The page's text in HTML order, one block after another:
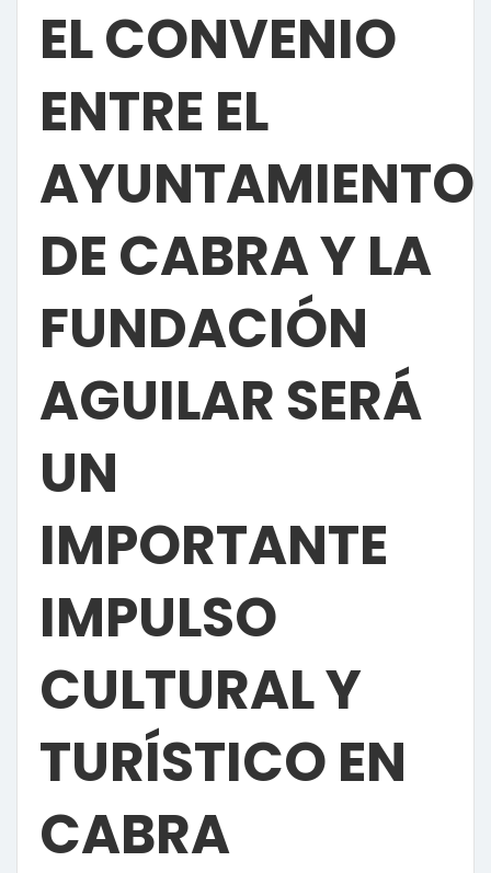
EL CONVENIO
ENTRE EL
AYUNTAMIENTO
DE CABRA Y LA
FUNDACIÓN
AGUILAR SERÁ
UN
IMPORTANTE
IMPULSO
CULTURAL Y
TURÍSTICO EN
CABRA